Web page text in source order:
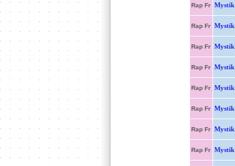
Rap Fr Mystik
Rap Fr Mystik
Rap Fr Mystik
Rap Fr Mystik
Rap Fr Mystik
Rap Fr Mystik
Rap Fr Mystik
Rap Fr Mystik